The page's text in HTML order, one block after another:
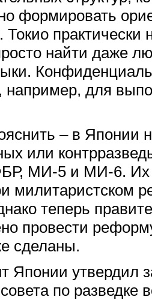
формировать
Токио практически
найти даже
для
– в Японии
или
МИ-5 и МИ-6. Их
милитаристском
теперь
провести
сделаны.
Японии утвердил
по разведке